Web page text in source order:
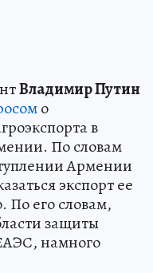
Владимир Путин
о
в
По словам
Армении
экспорт ее
По его словам,
защиты
намного